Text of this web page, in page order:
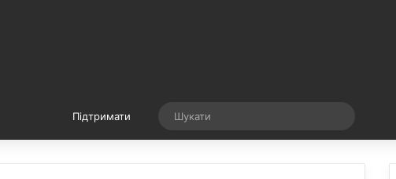
Підтримати Випадкова стаття